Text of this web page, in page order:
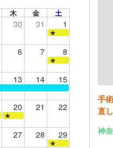
木 金 土
30 31 1
★
6 7 8
★
13 14 15
20 21 22
★
27 28 29
★
手
直
神